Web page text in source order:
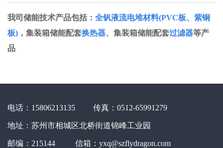
我司储能技术产品包括： 全钒液流电堆材料(PVC板、紫铜
板) ，集装箱储能配套换热器、集装箱储能配套过滤器等产
品
电话：15806213135 传真：0512-65991279
地址：苏州市相城区北桥街道锦峰工业园
邮编：215144 信箱：yxq@szflydragon.com